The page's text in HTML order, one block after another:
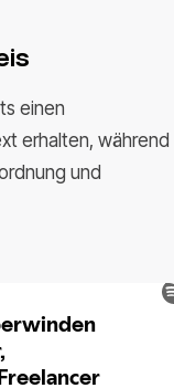
einen
erhalten, während
und